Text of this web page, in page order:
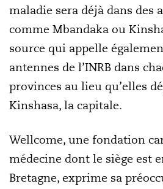
maladie sera déjà dans des
comme Mbandaka ou
source qui appelle
antennes de l’INRB dans
provinces au lieu qu’elles
Kinshasa, la capitale.
Wellcome, une fondation
médecine dont le siège est
Bretagne, exprime sa